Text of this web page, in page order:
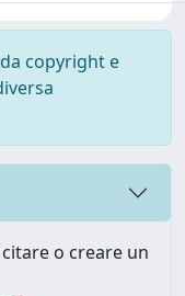
copyright e
o creare un